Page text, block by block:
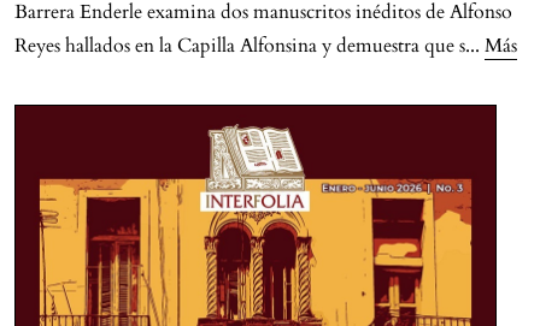
Barrera Enderle examina dos manuscritos inéditos de Alfonso
Reyes hallados en la Capilla Alfonsina y demuestra que s... Más